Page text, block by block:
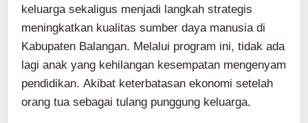
keluarga sekaligus menjadi langkah strategis
meningkatkan kualitas sumber daya manusia di
Kabupaten Balangan. Melalui program ini, tidak ada
lagi anak yang kehilangan kesempatan mengenyam
pendidikan. Akibat keterbatasan ekonomi setelah
orang tua sebagai tulang punggung keluarga.